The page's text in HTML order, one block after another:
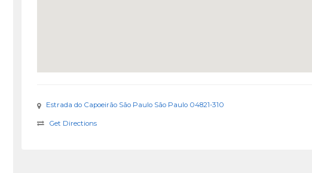
Estrada do Capoeirão São Paulo São Paulo 04821-310
Get Directions